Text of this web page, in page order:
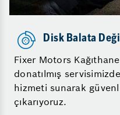
Disk Balata
Fixer Motors
donatılmış
hizmeti sunarak
çıkarıyoruz.